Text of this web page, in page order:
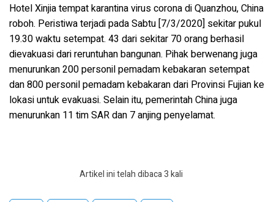
Hotel Xinjia tempat karantina virus corona di Quanzhou, China
roboh. Peristiwa terjadi pada Sabtu [7/3/2020] sekitar pukul
19.30 waktu setempat. 43 dari sekitar 70 orang berhasil
dievakuasi dari reruntuhan bangunan. Pihak berwenang juga
menurunkan 200 personil pemadam kebakaran setempat
dan 800 personil pemadam kebakaran dari Provinsi Fujian ke
lokasi untuk evakuasi. Selain itu, pemerintah China juga
menurunkan 11 tim SAR dan 7 anjing penyelamat.
Artikel ini telah dibaca 3 kali